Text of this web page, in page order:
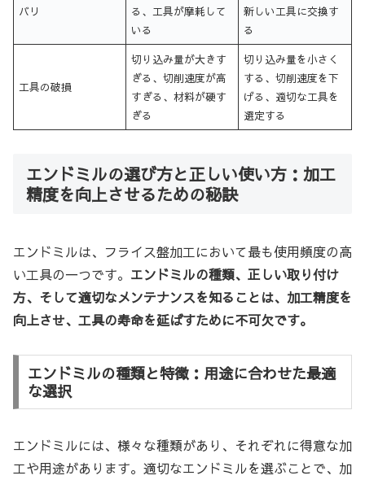
バリ
る、工具が摩耗して
いる
新しい工具に交換す
る
工具の破損
切り込み量が大きす
ぎる、切削速度が高
すぎる、材料が硬す
ぎる
切り込み量を小さく
する、切削速度を下
げる、適切な工具を
選定する
エンドミルの選び方と正しい使い方：加工
精度を向上させるための秘訣
エンドミルは、フライス盤加工において最も使用頻度の高
い工具の一つです。 エンドミルの種類、正しい取り付け
方、そして適切なメンテナンスを知ることは、加工精度を
向上させ、工具の寿命を延ばすために不可欠です。
エンドミルの種類と特徴：用途に合わせた最適
な選択
エンドミルには、様々な種類があり、それぞれに得意な加
工や用途があります。適切なエンドミルを選ぶことで、加